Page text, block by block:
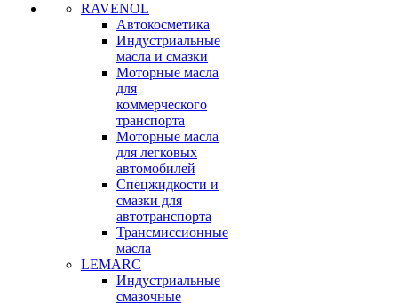
RAVENOL
Автокосметика
Индустриальные
масла и смазки
Моторные масла
для
коммерческого
транспорта
Моторные масла
для легковых
автомобилей
Спецжидкости и
смазки для
автотранспорта
Трансмиссионные
масла
LEMARC
Индустриальные
смазочные